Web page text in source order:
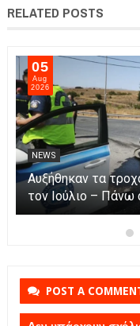
RELATED POSTS
05
Aug
2026
NEWS
Αυξήθηκαν τα
τον Ιούλιο –
POST A